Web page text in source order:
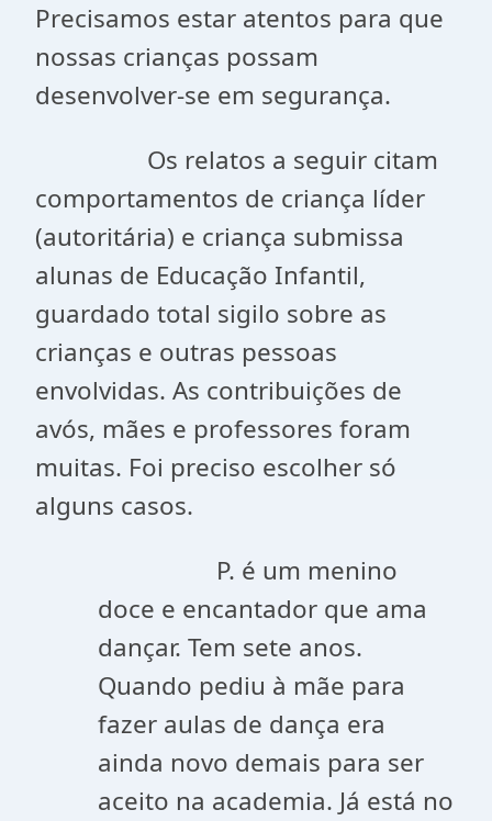
Precisamos estar atentos para que
nossas crianças possam
desenvolver-se em segurança.
Os relatos a seguir citam
comportamentos de criança líder
(autoritária) e criança submissa
alunas de Educação Infantil,
guardado total sigilo sobre as
crianças e outras pessoas
envolvidas. As contribuições de
avós, mães e professores foram
muitas. Foi preciso escolher só
alguns casos.
P. é um menino
doce e encantador que ama
dançar. Tem sete anos.
Quando pediu à mãe para
fazer aulas de dança era
ainda novo demais para ser
aceito na academia. Já está no